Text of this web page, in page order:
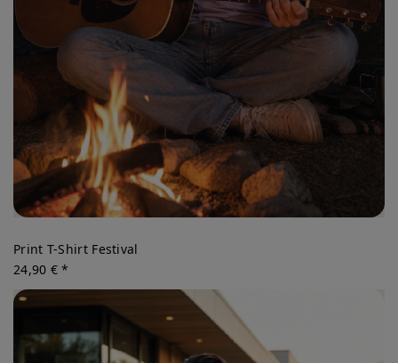
Print T-Shirt Festival
24,90 € *